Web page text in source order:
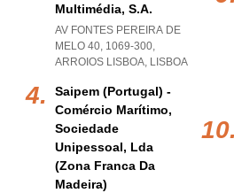
Multimédia, S.a.
AV FONTES PEREIRA DE
MELO 40, 1069-300,
ARROIOS LISBOA, LISBOA
Saipem (portugal) -
Comércio Marítimo,
Sociedade
Unipessoal, Lda
(zona Franca Da
Madeira)